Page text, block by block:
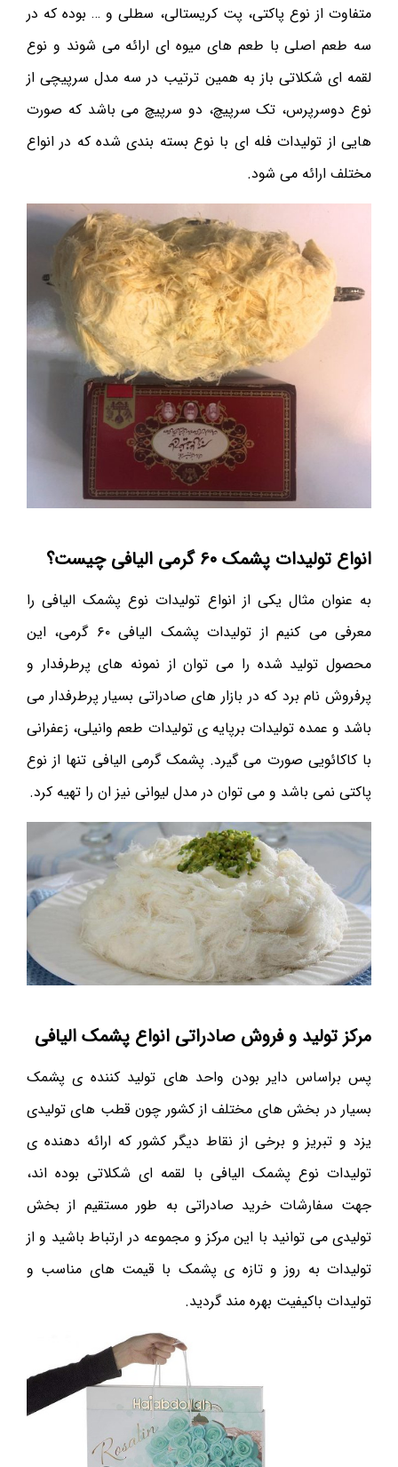
متفاوت از نوع پاکتی، پت کریستالی، سطلی و … بوده که در
سه طعم اصلی با طعم های میوه ای ارائه می شوند و نوع
لقمه ای شکلاتی باز به همین ترتیب در سه مدل سرپیچی از
نوع دوسرپرس، تک سرپیچ، دو سرپیچ می باشد که صورت
هایی از تولیدات فله ای با نوع بسته بندی شده که در انواع
مختلف ارائه می شود.
انواع تولیدات پشمک ۶۰ گرمی الیافی چیست؟
به عنوان مثال یکی از انواع تولیدات نوع پشمک الیافی را
معرفی می کنیم از تولیدات پشمک الیافی ۶۰ گرمی، این
محصول تولید شده را می توان از نمونه های پرطرفدار و
پرفروش نام برد که در بازار های صادراتی بسیار پرطرفدار می
باشد و عمده تولیدات برپایه ی تولیدات طعم وانیلی، زعفرانی
با کاکائویی صورت می گیرد. پشمک گرمی الیافی تنها از نوع
پاکتی نمی باشد و می توان در مدل لیوانی نیز ان را تهیه کرد.
مرکز تولید و فروش صادراتی انواع پشمک الیافی
پس براساس دایر بودن واحد های تولید کننده ی پشمک
بسیار در بخش های مختلف از کشور چون قطب های تولیدی
یزد و تبریز و برخی از نقاط دیگر کشور که ارائه دهنده ی
تولیدات نوع پشمک الیافی با لقمه ای شکلاتی بوده اند،
جهت سفارشات خرید صادراتی به طور مستقیم از بخش
تولیدی می توانید با این مرکز و مجموعه در ارتباط باشید و از
تولیدات به روز و تازه ی پشمک با قیمت های مناسب و
تولیدات باکیفیت بهره مند گردید.